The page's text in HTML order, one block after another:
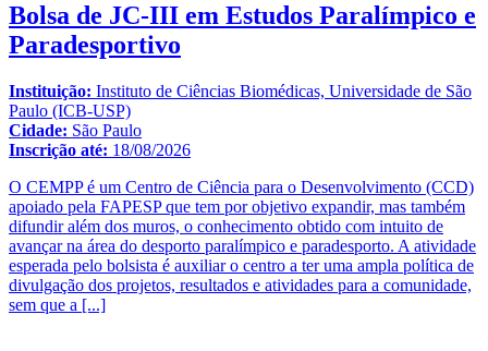
Bolsa de JC-III em Estudos Paralímpico e
Paradesportivo
Instituição: Instituto de Ciências Biomédicas, Universidade de São
Paulo (ICB-USP)
Cidade: São Paulo
Inscrição até: 18/08/2026
O CEMPP é um Centro de Ciência para o Desenvolvimento (CCD)
apoiado pela FAPESP que tem por objetivo expandir, mas também
difundir além dos muros, o conhecimento obtido com intuito de
avançar na área do desporto paralímpico e paradesporto. A atividade
esperada pelo bolsista é auxiliar o centro a ter uma ampla política de
divulgação dos projetos, resultados e atividades para a comunidade,
sem que a [...]